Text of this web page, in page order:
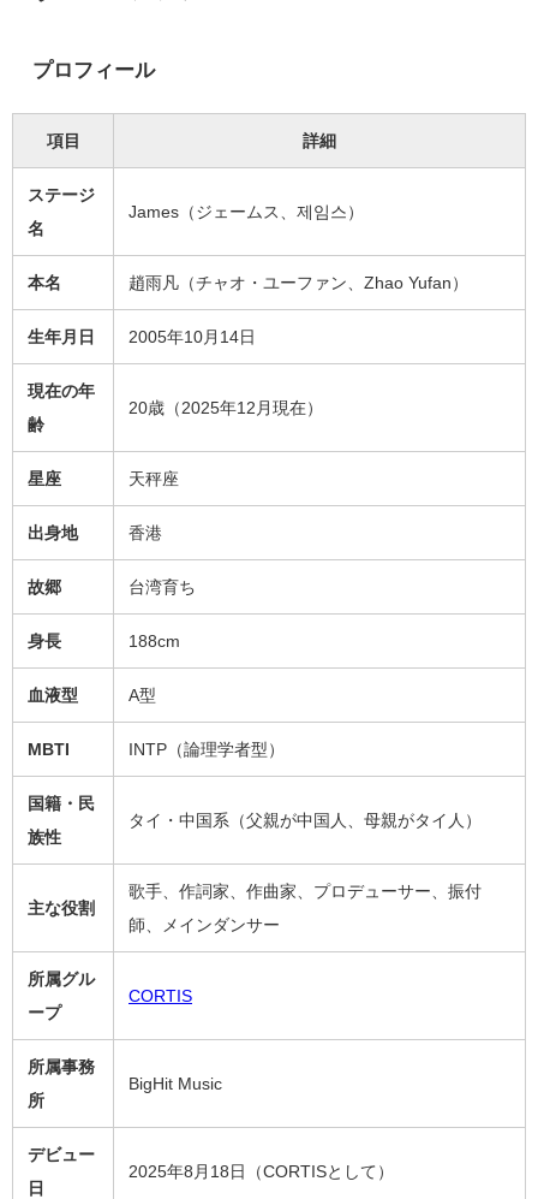
プロフィール
項目 詳細
ステージ
名
James（ジェームス、제임스）
本名 趙雨凡（チャオ・ユーファン、Zhao Yufan）
生年月日 2005年10月14日
現在の年
齢
20歳（2025年12月現在）
星座 天秤座
出身地 香港
故郷 台湾育ち
身長 188cm
血液型 A型
MBTI INTP（論理学者型）
国籍・民
族性
タイ・中国系（父親が中国人、母親がタイ人）
主な役割
歌手、作詞家、作曲家、プロデューサー、振付
師、メインダンサー
所属グル
ープ
CORTIS
所属事務
所
BigHit Music
デビュー
日
2025年8月18日（CORTISとして）